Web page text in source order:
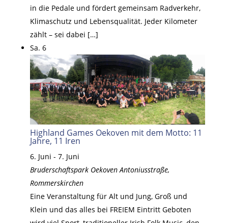
in die Pedale und fördert gemeinsam Radverkehr,
Klimaschutz und Lebensqualität. Jeder Kilometer
zählt – sei dabei […]
Sa. 6
Highland Games Oekoven mit dem Motto: 11
Jahre, 11 Iren
6. Juni - 7. Juni
Bruderschaftspark OekovenAntoniusstraße,
Rommerskirchen
Eine Veranstaltung für Alt und Jung, Groß und
Klein und das alles bei FREIEM Eintritt Geboten